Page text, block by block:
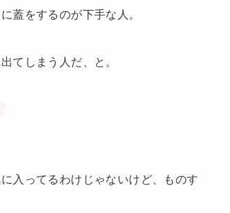
蓋をするのが下手な人。
てしまう人だ、と。
入ってるわけじゃないけど、ものす